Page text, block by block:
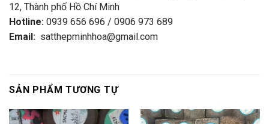
12, Thành phố Hồ Chí Minh
Hotline: 0939 656 696 / 0906 973 689
Email: satthepminhhoa@gmail.com
SẢN PHẨM TƯƠNG TỰ